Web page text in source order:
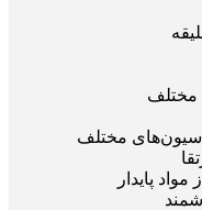
مختلف
مختلف
پایدار